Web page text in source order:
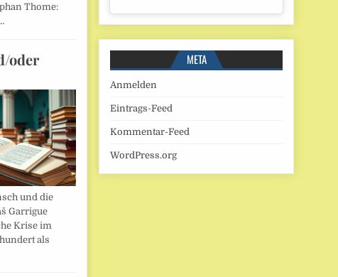
Thome:
oder
und die
Garrigue
Krise im
als
META
Anmelden
Eintrags-Feed
Kommentar-Feed
WordPress.org